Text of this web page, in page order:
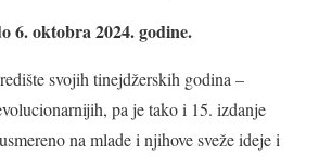
6. oktobra 2024. godine.
svojih tinejdžerskih godina –
pa je tako i 15. izdanje
na mlade i njihove sveže ideje i